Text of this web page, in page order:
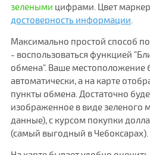
зелеными цифрами. Цвет
достоверность информации.
Максимально простой способ
- воспользоваться функцией
обмена". Ваше местоположение
автоматически, а на карте
пункты обмена. Достаточно
изображенное в виде зеленого
данные), с курсом покупки
(самый выгодный в Чебоксарах).